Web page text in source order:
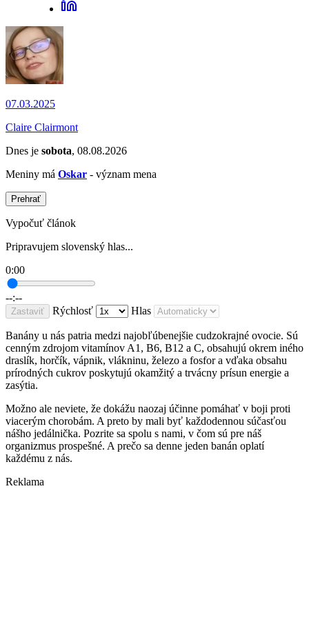
07.03.2025
Claire Clairmont
Dnes je sobota, 08.08.2026
Meniny má Oskar - význam mena
Prehrať
Vypočuť článok
Pripravujem slovenský hlas...
0:00
--:--
Zastaviť Rýchlosť Hlas
Banány u nás patria medzi najobľúbenejšie cudzokrajné ovocie. Sú
cenným zdrojom vitamínov A1, B6, B12 a C, obsahujú okrem iného
draslík, horčík, vápnik, vlákninu, železo a fosfor a vďaka obsahu
prírodných cukrov poskytujú okamžitý a trvácny prísun energie a
zasýtia.
Možno ale neviete, že dokážu naozaj účinne pomáhať v boji proti
viacerým chorobám. A preto by mali byť každodennou súčasťou
nášho jedálnička. Pozrite sa spolu s nami, v čom sú pre náš
organizmus prospešné. A prečo sa denne jeden banán oplatí
každému z nás.
Reklama